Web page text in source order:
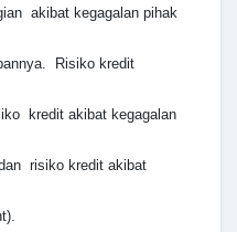
akibat kegagalan pihak
Risiko kredit
kredit akibat kegagalan
risiko kredit akibat